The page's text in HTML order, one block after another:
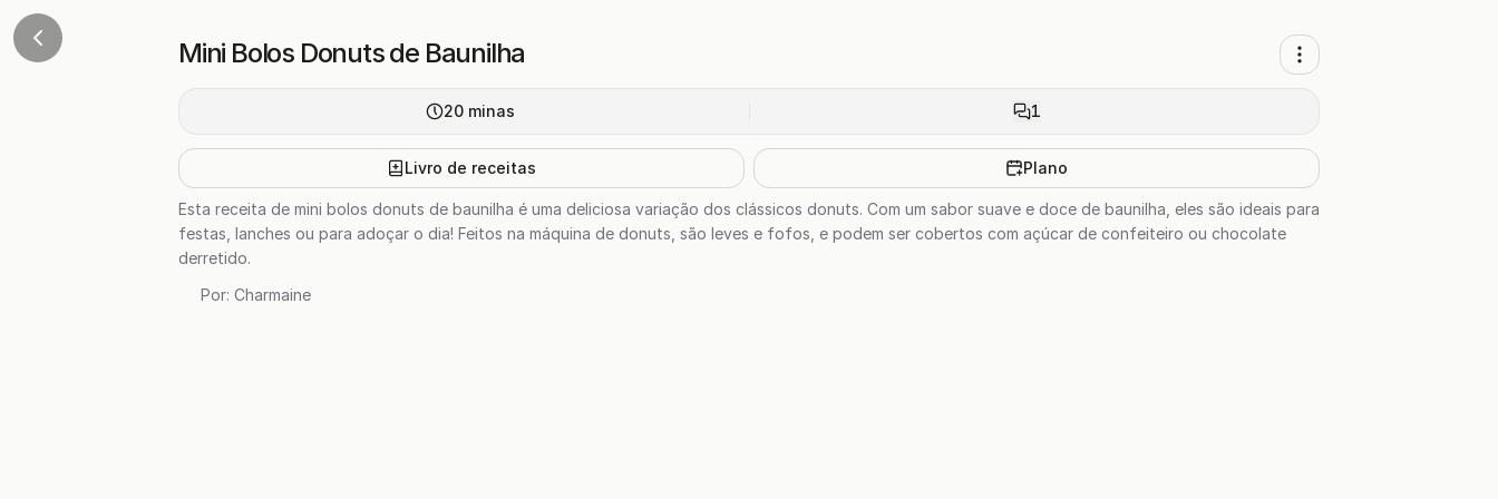
Mini Bolos Donuts de Baunilha
20 minas 1
Livro de receitas Plano
Esta receita de mini bolos donuts de baunilha é uma deliciosa variação dos clássicos donuts. Com um sabor suave e doce de baunilha, eles são ideais para
festas, lanches ou para adoçar o dia! Feitos na máquina de donuts, são leves e fofos, e podem ser cobertos com açúcar de confeiteiro ou chocolate
derretido.
Por: Charmaine